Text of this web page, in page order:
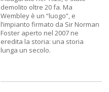
demolito oltre 20 fa. Ma
Wembley è un “luogo”, e
l’impianto firmato da Sir Norman
Foster aperto nel 2007 ne
eredita la storia: una storia
lunga un secolo.